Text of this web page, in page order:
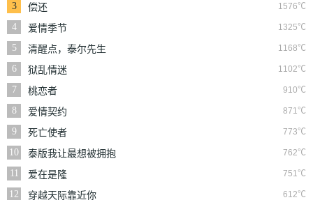
3
1576℃
偿还
4
1325℃
爱情季节
5
1168℃
清醒点，泰尔先生
6
1102℃
狱乱情迷
7
910℃
桃恋者
8
871℃
爱情契约
9
773℃
死亡使者
10
762℃
泰版我让最想被拥抱
的男人给威胁了
11 751℃
爱在是隆
12
612℃
穿越天际靠近你